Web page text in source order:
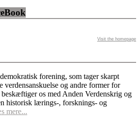
Visit the homepage
forening, som tager skarpt
verdensanskuelse og andre former for
os med Anden Verdenskrig og
historisk lærings-, forsknings- og
mere...